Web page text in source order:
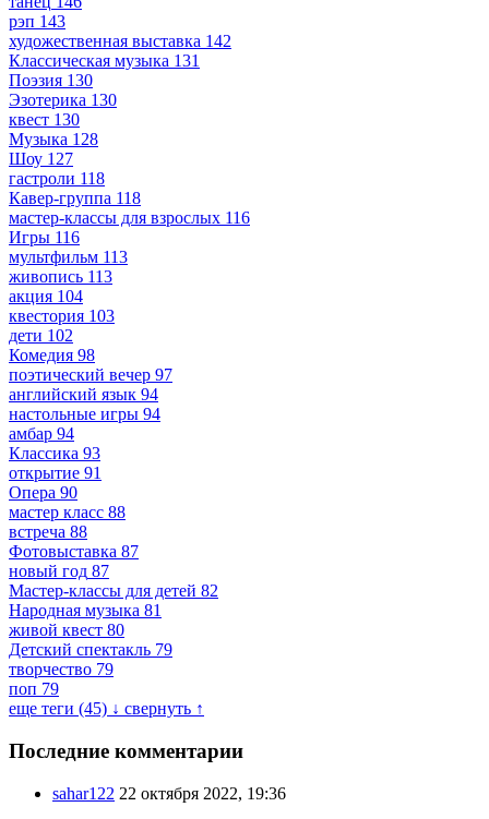
рэп 143
художественная выставка 142
Классическая музыка 131
Поэзия 130
Эзотерика 130
квест 130
Музыка 128
Шоу 127
гастроли 118
Кавер-группа 118
мастер-классы для взрослых 116
Игры 116
мультфильм 113
живопись 113
акция 104
квестория 103
дети 102
Комедия 98
поэтический вечер 97
английский язык 94
настольные игры 94
амбар 94
Классика 93
открытие 91
Опера 90
мастер класс 88
встреча 88
Фотовыставка 87
новый год 87
Мастер-классы для детей 82
Народная музыка 81
живой квест 80
Детский спектакль 79
творчество 79
поп 79
еще теги (45) ↓ свернуть ↑
Последние комментарии
sahar122 22 октября 2022, 19:36